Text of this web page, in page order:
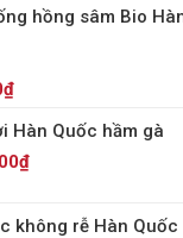
hồng sâm Bio
₫
Hàn Quốc hầm gà
₫
không rễ Hàn Quốc